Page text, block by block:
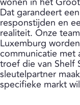
Dat garandeert
responstijden en
realiteit. Onze
Luxemburg
communicatie met
troef die van Shelf
sleutelpartner
specifieke markt